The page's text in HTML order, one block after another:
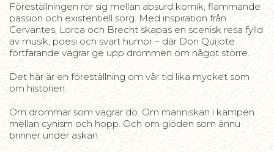
Föreställningen rör sig mellan absurd komik, flammande
passion och existentiell sorg. Med inspiration från
Cervantes, Lorca och Brecht skapas en scenisk resa fylld
av musik, poesi och svart humor – där Don Quijote
fortfarande vägrar ge upp drömmen om något större.
Det här är en föreställning om vår tid lika mycket som
om historien.
Om drömmar som vägrar dö. Om människan i kampen
mellan cynism och hopp. Och om glöden som ännu
brinner under askan.